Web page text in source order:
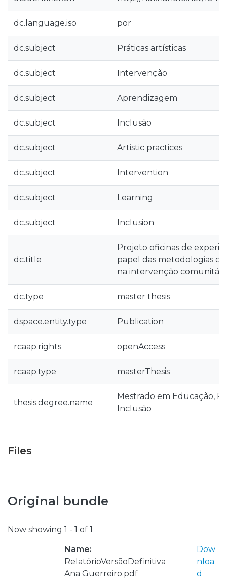
dc.language.iso por
dc.subject Práticas artísticas
dc.subject Intervenção
dc.subject Aprendizagem
dc.subject Inclusão
dc.subject Artistic practices
dc.subject Intervention
dc.subject Learning
dc.subject Inclusion
dc.title
Projeto oficinas de
papel das metodologias
na intervenção
dc.type master thesis
dspace.entity.type Publication
rcaap.rights openAccess
rcaap.type masterThesis
thesis.degree.name
Mestrado em Educação,
Inclusão
Files
Original bundle
Now showing 1 - 1 of 1
Name:
RelatórioVersãoDefinitiva
Ana Guerreiro.pdf
Dow
nloa
d